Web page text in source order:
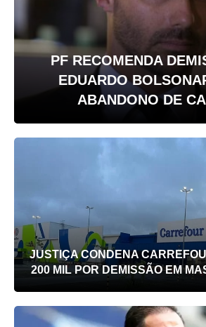
PF RECOMENDA
EDUARDO
ABANDONO DE
JUSTIÇA CONDENA
200 MIL POR DEMISSÃO EM